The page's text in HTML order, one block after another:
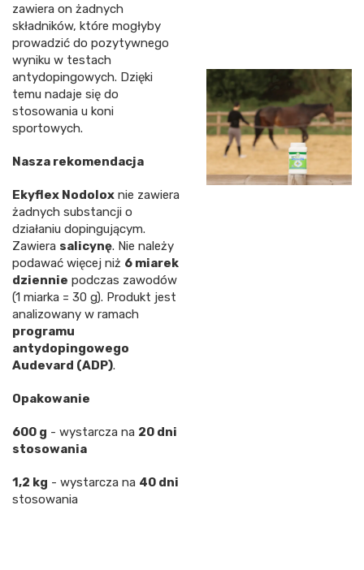
zawiera on żadnych
składników, które mogłyby
prowadzić do pozytywnego
wyniku w testach
antydopingowych. Dzięki
temu nadaje się do
stosowania u koni
sportowych.
Nasza rekomendacja
Ekyflex Nodolox nie zawiera
żadnych substancji o
działaniu dopingującym.
Zawiera salicynę. Nie należy
podawać więcej niż 6 miarek
dziennie podczas zawodów
(1 miarka = 30 g). Produkt jest
analizowany w ramach
programu
antydopingowego
Audevard (ADP).
Opakowanie
600 g - wystarcza na 20 dni
stosowania
1,2 kg - wystarcza na 40 dni
stosowania